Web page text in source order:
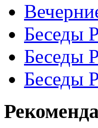
Беседы
Беседы
Беседы